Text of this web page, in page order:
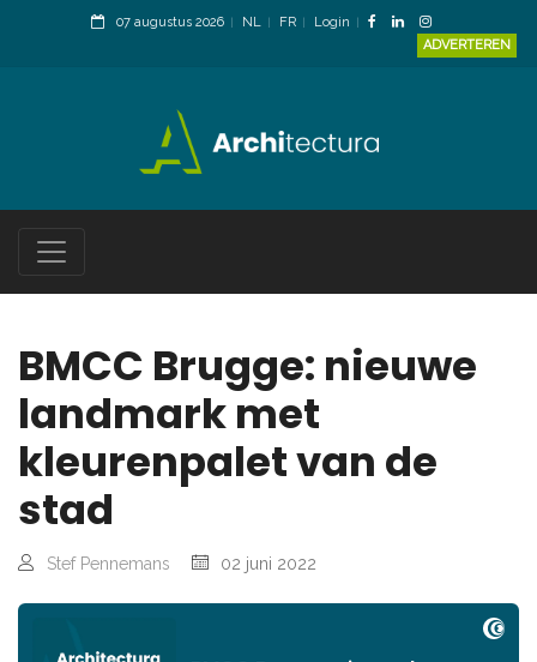
07 augustus 2026 NL FR
Login
ADVERTEREN
BMCC Brugge: nieuwe
landmark met
kleurenpalet van de
stad
Stef Pennemans 02 juni 2022